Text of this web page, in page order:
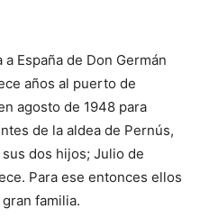
España de Don Germán
años al puerto de
agosto de 1948 para
de la aldea de Pernús,
dos hijos; Julio de
Para ese entonces ellos
familia.